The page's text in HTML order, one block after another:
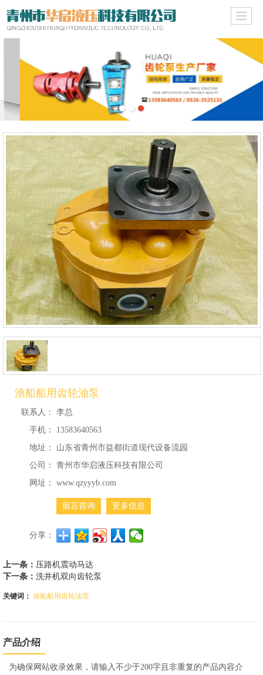
渔船船用齿轮油泵
联系人：
李总
手机：
13583640563
地址：
山东省青州市益都街道现代设备流园
公司：
青州市华启液压科技有限公司
网址：
www.qzyyyb.com
留言咨询 更多信息
分享：
上一条： 压路机震动马达
下一条： 洗井机双向齿轮泵
关键词： 渔船船用齿轮油泵
产品介绍
为确保网站收录效果，请输入不少于200字且非重复的产品内容介